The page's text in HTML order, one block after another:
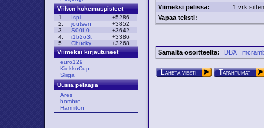
Viikon kokemuspisteet
1.
Ispi
+5286
2.
joutsen
+3852
3.
S00L0
+3642
4.
i1b2o3t
+3386
5.
Chucky
+3268
Viimeksi kirjautuneet
euro129
KiekkoCup
Sliiga
Uusia pelaajia
Ares
hombre
Harmiton
Viimeksi pelissä:
1 vrk
Vapaa teksti:
Samalta osoitteelta: DBX
Lähetä viesti Tapahtumat